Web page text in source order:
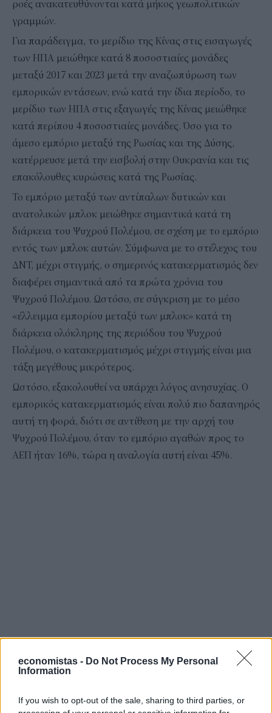
economistas - Do Not Process My Personal
Information
If you wish to opt-out of the sale, sharing to third parties, or
ροές ανακατευθύνονται κατά μήκος γεωπολιτικών
γραμμών.
Για παράδειγμα, το μερίδιο της Κίνας στις εισαγωγές
των ΗΠΑ μειώθηκε κατά 8 ποσοστιαίες μονάδες
μεταξύ 2017 και 2023 μετά την αναζωπύρωση των
εμπορικών εντάσεων, ενώ κατά την ίδια περίοδο, το
μερίδιο των ΗΠΑ στις εξαγωγές της Κίνας μειώθηκε
κατά περίπου 4 ποσοστιαίες μονάδες. Όσο για το
άμεσο εμπόριο μεταξύ της Ρωσίας και της Δύσης,
κατέρρευσε μετά την εισβολή στην Ουκρανία και τις
επακόλουθες κυρώσεις κατά της Ρωσίας.
Το εμπόριο μεταξύ των αντίπαλων δυτικών και
ανατολικών μπλοκ μειώθηκε σημαντικά κατά τη
διάρκεια του Ψυχρού Πολέμου, σε σχέση με το εμπόριο
εντός των μπλοκ αυτών. Σύμφωνα με το στέλεχος του
ΔΝΤ, μέχρι στιγμής, ο σημερινός κατακερματισμός δεν
διαφέρει σημαντικά από τα πρώτα χρόνια του
Ψυχρού Πολέμου. Ωστόσο, σε σύγκριση με το μέσο
«έλλειμμα εμπορίου μεταξύ των μπλοκ» κατά τη
διάρκεια ολόκληρης της περιόδου του Ψυχρού
Πολέμου, ο κατακερματισμός μέχρι στιγμής είναι μια
τάξη μεγέθους μικρότερος.
Ωστόσο, εξακολουθεί να υπάρχει λόγος ανησυχίας. Ο
εμπορικός κατακερματισμός είναι πολύ πιο δαπανηρός
αυτή τη φορά, διότι σε αντίθεση με την αρχή του
Ψυχρού Πολέμου, όταν το εμπόριο αγαθών προς το
ΑΕΠ ήταν 16%, τώρα η αναλογία αυτή είναι 45%.